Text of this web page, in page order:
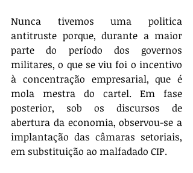
Nunca tivemos uma politica
antitruste porque, durante a maior
parte do período dos governos
militares, o que se viu foi o incentivo
à concentração empresarial, que é
mola mestra do cartel. Em fase
posterior, sob os discursos de
abertura da economia, observou-se a
implantação das câmaras setoriais,
em substituição ao malfadado CIP.